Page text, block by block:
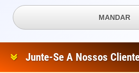
MANDAR
Junte-Se A Nossos